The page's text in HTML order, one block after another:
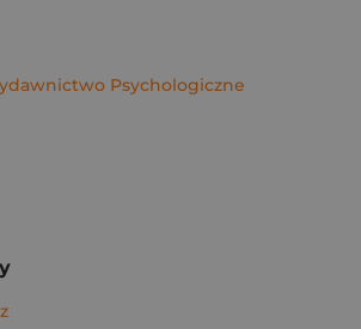
Psychologiczne